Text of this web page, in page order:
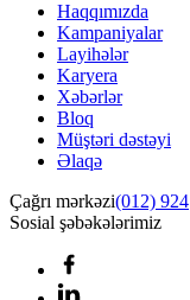
Haqqımızda
Kampaniyalar
Layihələr
Karyera
Xəbərlər
Bloq
Müştəri dəstəyi
Əlaqə
Çağrı mərkəzi(012) 924
Sosial şəbəkələrimiz